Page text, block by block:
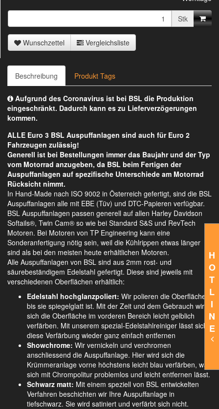
H
O
T
L
I
N
E
Stk
Wunschzettel Vergleichsliste
Beschreibung Produkt Tags
Aufgrund des Coronavirus ist bei BSL die Produktion
eingeschränkt. Dadurch kann es zu Lieferverzögerungen
kommen.
ALLE Euro 3 BSL Auspuffanlagen sind auch für Euro 2
Fahrzeugen zulässig!
Generell ist bei Bestellungen immer das Baujahr und der Typ
vom Motorrad anzugeben, da BSL beim Fertigen der
Auspuffanlagen auf spezifische Unterschiede am Motorrad
Rücksicht nimmt.
In Hand-Made nach ISO 9002 in Österreich gefertigt, sind die BSL
Auspuffanlagen alle mit EBE (Tüv) und DTC-Papieren verfügbar.
BSL Auspuffanlagen passen generell auf allen Harley Davidson
Softails®, Twin Cam® so wie bei Standard S&S und RevTech
Motoren. Bei Motoren von TP Engineering kann eine
Sonderanfertigung nötig sein, weil die Kühlrippen etwas länger
sind als bei den meisten heute erhältlichen Motoren.
Alle Auspuffanlagen von BSL sind aus 2mm rost- und
säurebeständigem Edelstahl gefertigt. Diese sind jeweils mit
verschiedenen Oberflächen erhältlich:
Edelstahl hochglanzpoliert: Wir polieren die Oberfläche,
bis sie spiegelglatt ist. Mit der Zeit und dem Gebrauch wird
sich die Oberfläche im vorderen Bereich leicht gelblich
verfärben. Mit unserem spezial-Edelstahlreiniger lässt sich
diese Verfärbung wieder ganz einfach entfernen
Showchrome: Wir vernickeln und verchromen
anschliessend die Auspuffanlage. Hier wird sich die
Krümmeranlage vorne höchstens leicht blau verfärben, was
sich mit Chrompolitur problemlos und leicht entfernen lässt.
Schwarz matt: Mit einem speziell von BSL entwickelten
Verfahren beschichten wir Ihre Auspuffanlage in
tiefschwarz. Sie wird satiniert und verfärbt sich nicht.